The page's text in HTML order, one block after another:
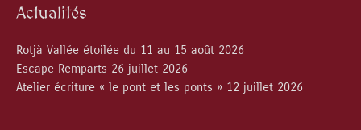
Actualités
Rotjà Vallée étoilée du 11 au 15 août 2026
Escape Remparts 26 juillet 2026
Atelier écriture « le pont et les ponts » 12 juillet 2026